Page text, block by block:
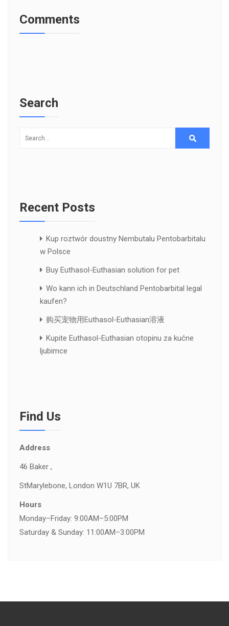
Comments
Search
Recent Posts
Kup roztwór doustny Nembutalu Pentobarbitalu
w Polsce
Buy Euthasol-Euthasian solution for pet
Wo kann ich in Deutschland Pentobarbital legal
kaufen?
购买宠物用Euthasol-Euthasian溶液
Kupite Euthasol-Euthasian otopinu za kućne
ljubimce
Find Us
Address
46 Baker ,
StMarylebone, London W1U 7BR, UK
Hours
Monday–Friday: 9:00AM–5:00PM
Saturday & Sunday: 11:00AM–3:00PM